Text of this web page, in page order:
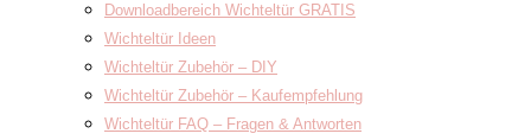
Downloadbereich Wichteltür GRATIS
Wichteltür Ideen
Wichteltür Zubehör – DIY
Wichteltür Zubehör – Kaufempfehlung
Wichteltür FAQ – Fragen & Antworten